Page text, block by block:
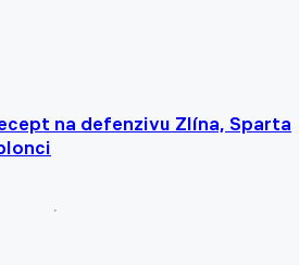
na defenzivu Zlína, Sparta